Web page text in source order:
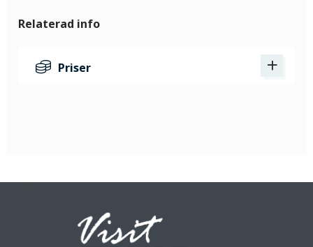
Relaterad info
Priser